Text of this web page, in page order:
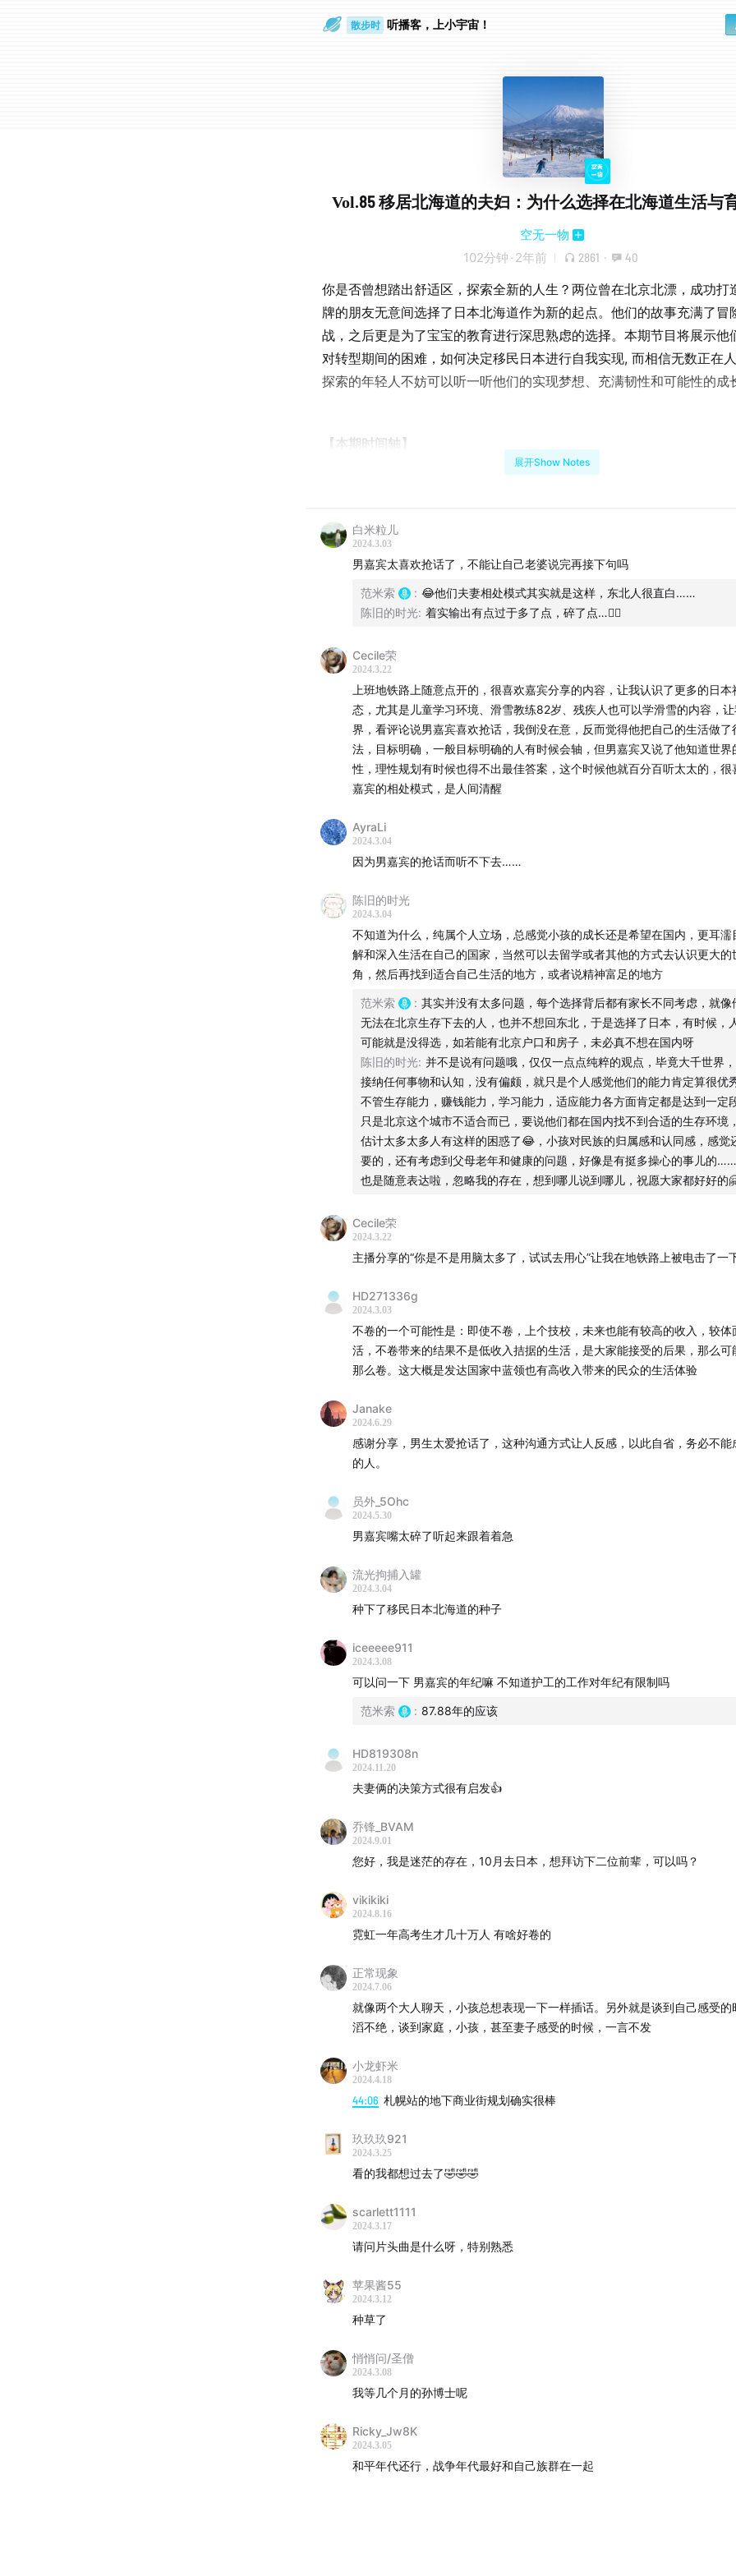
散步时 听播客，上小宇宙！
Vol.85 移居北海道的夫妇：为什么选择在北海道生活与
空无一物
102分钟 · 2年前 2861 · 40
你是否曾想踏出舒适区，探索全新的人生？两位曾在北京北漂，成功打
牌的朋友无意间选择了日本北海道作为新的起点。他们的故事充满了冒
战，之后更是为了宝宝的教育进行深思熟虑的选择。本期节目将展示他
对转型期间的困难，如何决定移民日本进行自我实现, 而相信无数正在
探索的年轻人不妨可以听一听他们的实现梦想、充满韧性和可能性的成
【本期时间轴】
00:10:00:选择日本，为了更舒适的生活环境和文化认同感
00:20:04:平衡两边：如何处理移居日本后的工作与家庭问题？
00:30:02:北海道华裔创业者的挑战与抉择：追寻生活底线的奋斗之路
:北海道的魅力：自然、历史与现代城市规划的奇妙结合
01:00:11 :孩子的教育：在北海道成长的华人家长的思考与计划
01:10:13 :北海道的公园天堂：让孩子在自然中成长的绝佳选择！
01:20:16:日本教育环境与身份认同的差异
01:30:16:自然与城市的交融：环境中感受舒适与治愈
01:50:19:母亲的角色转变：社会支持与个人选择的平衡
文字稿： tingwu.aliyun.com《1121》
【本期主播】
范米索，即刻/公众号@范米索，微博：斜杠少女范米索
唐海程，即刻/公众号@海程
白一喵，即刻/公众号@白一喵
商务：411329961@qq.com
听众社群加入：记得添加米索微信：misso1305（备注听友）
「空无一物」播客文字合集
「空无一物」收听地址：[喜马拉雅](
www.ximalaya.com
) | 小宇宙 | QQ音乐 | 网易云音乐 | Apple Podcast
> 如果你喜欢我们，记得在 Apple Podcast 给我们好评哦！
展开Show Notes
白米粒儿
2024.3.03
男嘉宾太喜欢抢话了，不能让自己老婆说完再接下句吗
范米索 : 😂他们夫妻相处模式其实就是这样，东北人很直白……
陈旧的时光: 着实输出有点过于多了点，碎了点…😵‍💫
Cecile荣
2024.3.22
上班地铁路上随意点开的，很喜欢嘉宾分享的内容，让我认识了更多的日本
态，尤其是儿童学习环境、滑雪教练82岁、残疾人也可以学滑雪的内容，
界，看评论说男嘉宾喜欢抢话，我倒没在意，反而觉得他把自己的生活做了
法，目标明确，一般目标明确的人有时候会轴，但男嘉宾又说了他知道世界
性，理性规划有时候也得不出最佳答案，这个时候他就百分百听太太的，很
嘉宾的相处模式，是人间清醒
AyraLi
2024.3.04
因为男嘉宾的抢话而听不下去……
陈旧的时光
2024.3.04
不知道为什么，纯属个人立场，总感觉小孩的成长还是希望在国内，更耳濡
解和深入生活在自己的国家，当然可以去留学或者其他的方式去认识更大的
角，然后再找到适合自己生活的地方，或者说精神富足的地方
范米索 : 其实并没有太多问题，每个选择背后都有家长不同考虑，就像
无法在北京生存下去的人，也并不想回东北，于是选择了日本，有时候，
可能就是没得选，如若能有北京户口和房子，未必真不想在国内呀
陈旧的时光: 并不是说有问题哦，仅仅一点点纯粹的观点，毕竟大千世界
接纳任何事物和认知，没有偏颇，就只是个人感觉他们的能力肯定算很优
不管生存能力，赚钱能力，学习能力，适应能力各方面肯定都是达到一定
只是北京这个城市不适合而已，要说他们都在国内找不到合适的生存环境
估计太多太多人有这样的困惑了😂，小孩对民族的归属感和认同感，感觉
要的，还有考虑到父母老年和健康的问题，好像是有挺多操心的事儿的
也是随意表达啦，忽略我的存在，想到哪儿说到哪儿，祝愿大家都好好的
Cecile荣
2024.3.22
主播分享的“你是不是用脑太多了，试试去用心”让我在地铁路上被电击了一
HD271336g
2024.3.03
不卷的一个可能性是：即使不卷，上个技校，未来也能有较高的收入，较体
活，不卷带来的结果不是低收入拮据的生活，是大家能接受的后果，那么可
那么卷。这大概是发达国家中蓝领也有高收入带来的民众的生活体验
Janake
2024.6.29
感谢分享，男生太爱抢话了，这种沟通方式让人反感，以此自省，务必不能
的人。
员外_5Ohc
2024.5.30
男嘉宾嘴太碎了听起来跟着着急
流光拘捕入罐
2024.3.04
种下了移民日本北海道的种子
iceeeee911
2024.3.08
可以问一下 男嘉宾的年纪嘛 不知道护工的工作对年纪有限制吗
范米索 : 87.88年的应该
HD819308n
2024.11.20
夫妻俩的决策方式很有启发👍
乔锋_BVAM
2024.9.01
您好，我是迷茫的存在，10月去日本，想拜访下二位前辈，可以吗？
vikikiki
2024.8.16
霓虹一年高考生才几十万人 有啥好卷的
正常现象
2024.7.06
就像两个大人聊天，小孩总想表现一下一样插话。另外就是谈到自己感受的
滔不绝，谈到家庭，小孩，甚至妻子感受的时候，一言不发
小龙虾米
2024.4.18
44:06 札幌站的地下商业街规划确实很棒
玖玖玖921
2024.3.25
看的我都想过去了🤣🤣🤣
scarlett1111
2024.3.17
请问片头曲是什么呀，特别熟悉
苹果酱55
2024.3.12
种草了
悄悄问/圣僧
2024.3.08
我等几个月的孙博士呢
Ricky_Jw8K
2024.3.05
和平年代还行，战争年代最好和自己族群在一起